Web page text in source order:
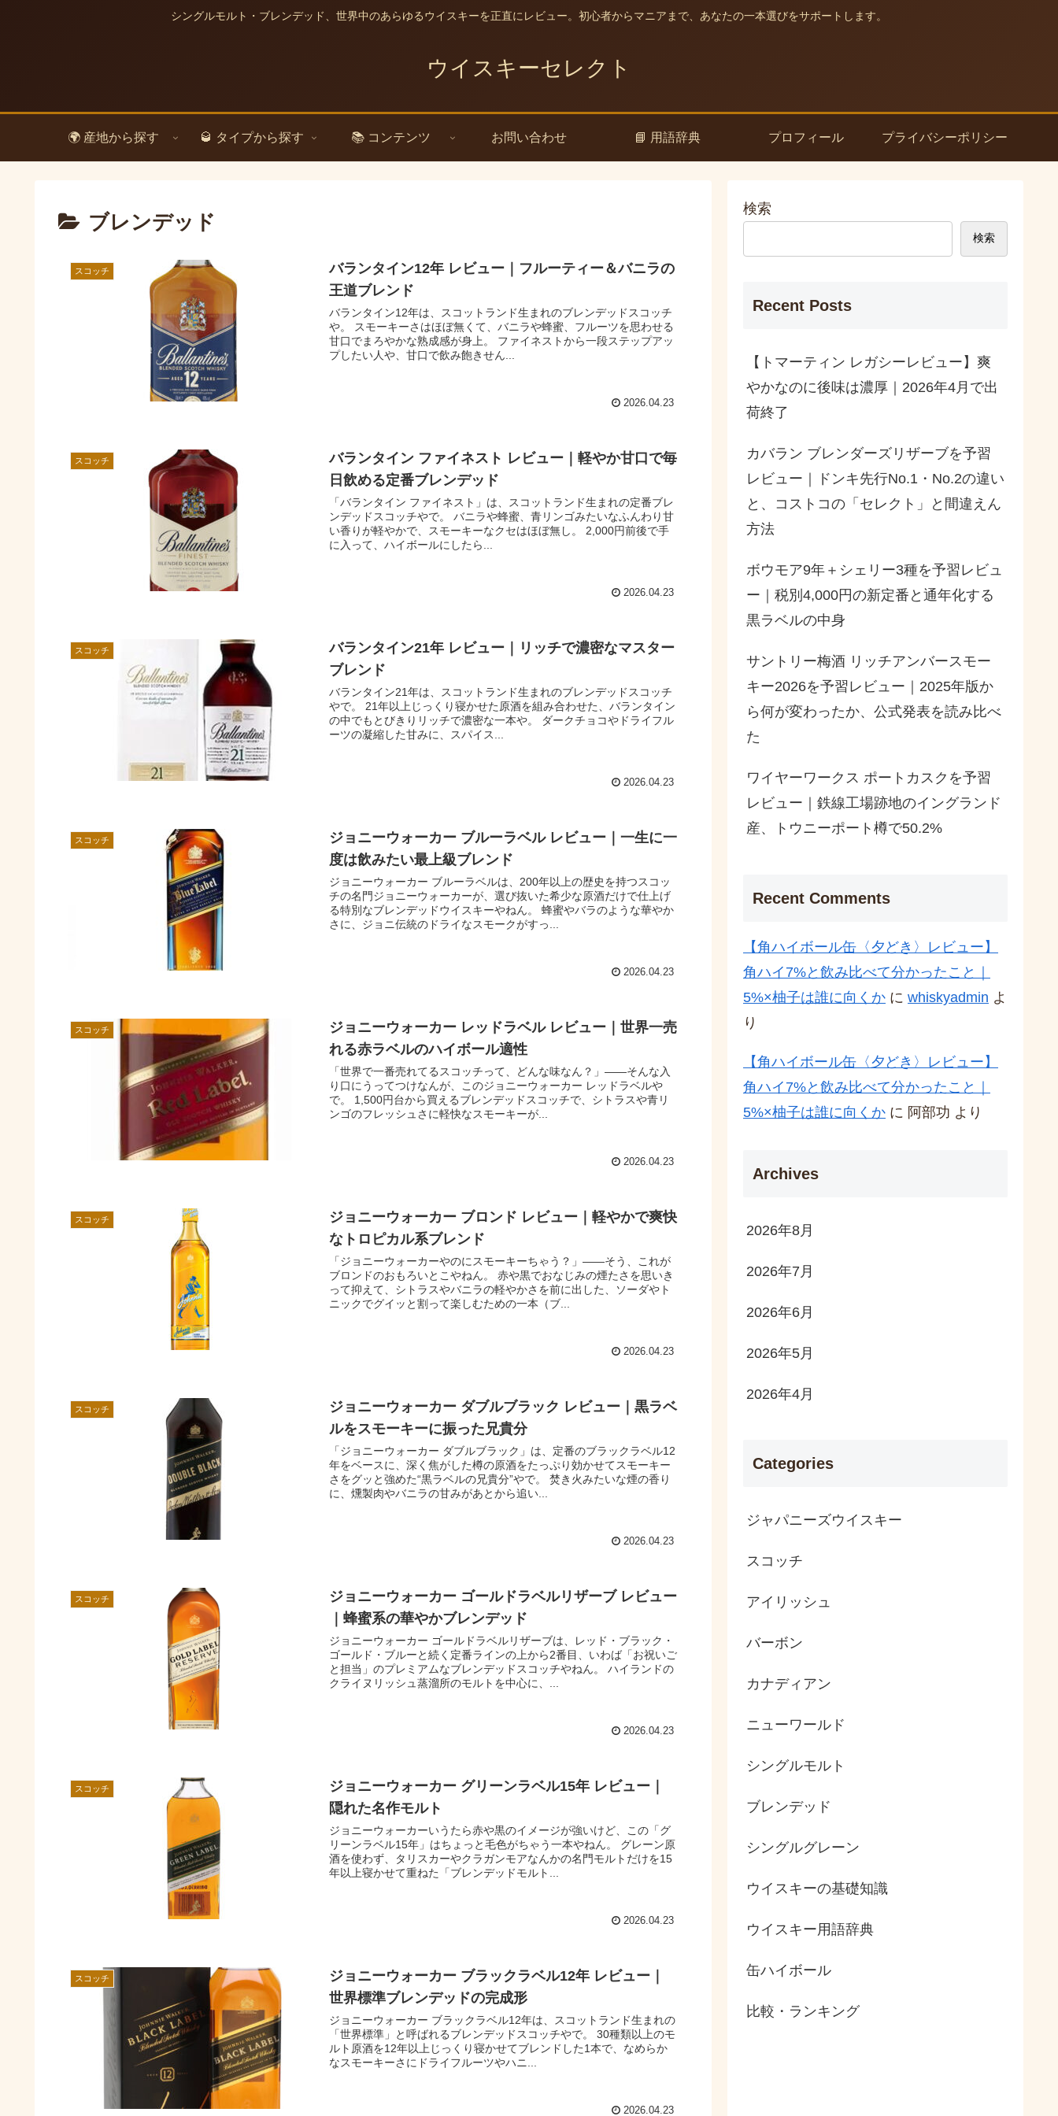
シングルモルト・ブレンデッド、世界中のあらゆるウイスキーを正直にレビュー。初心者からマニアまで、あなたの一本選びをサポートします。
ウイスキーセレクト
🌍 産地から探す 🥃 タイプから探す 📚 コンテンツ お問い合わせ 📘 用語辞典 プロフィール プライバシーポリシー
ブレンデッド
スコッチ
バランタイン12年 レビュー｜フルーティー＆バニラの
王道ブレンド
バランタイン12年は、スコットランド生まれのブレンデッドスコッチ
や。 スモーキーさはほぼ無くて、バニラや蜂蜜、フルーツを思わせる
甘口でまろやかな熟成感が身上。 ファイネストから一段ステップアッ
プしたい人や、甘口で飲み飽きせん...
2026.04.23
スコッチ
バランタイン ファイネスト レビュー｜軽やか甘口で毎
日飲める定番ブレンデッド
「バランタイン ファイネスト」は、スコットランド生まれの定番ブレ
ンデッドスコッチやで。 バニラや蜂蜜、青リンゴみたいなふんわり甘
い香りが軽やかで、スモーキーなクセはほぼ無し。 2,000円前後で手
に入って、ハイボールにしたら...
2026.04.23
スコッチ
バランタイン21年 レビュー｜リッチで濃密なマスター
ブレンド
バランタイン21年は、スコットランド生まれのブレンデッドスコッチ
やで。 21年以上じっくり寝かせた原酒を組み合わせた、バランタイン
の中でもとびきりリッチで濃密な一本や。 ダークチョコやドライフル
ーツの凝縮した甘みに、スパイス...
2026.04.23
スコッチ
ジョニーウォーカー ブルーラベル レビュー｜一生に一
度は飲みたい最上級ブレンド
ジョニーウォーカー ブルーラベルは、200年以上の歴史を持つスコッ
チの名門ジョニーウォーカーが、選び抜いた希少な原酒だけで仕上げ
る特別なブレンデッドウイスキーやねん。 蜂蜜やバラのような華やか
さに、ジョニ伝統のドライなスモークがすっ...
2026.04.23
スコッチ
ジョニーウォーカー レッドラベル レビュー｜世界一売
れる赤ラベルのハイボール適性
「世界で一番売れてるスコッチって、どんな味なん？」――そんな入
り口にうってつけなんが、このジョニーウォーカー レッドラベルや
で。 1,500円台から買えるブレンデッドスコッチで、シトラスや青リ
ンゴのフレッシュさに軽快なスモーキーが...
2026.04.23
スコッチ
ジョニーウォーカー ブロンド レビュー｜軽やかで爽快
なトロピカル系ブレンド
「ジョニーウォーカーやのにスモーキーちゃう？」——そう、これが
ブロンドのおもろいとこやねん。 赤や黒でおなじみの煙たさを思いき
って抑えて、シトラスやバニラの軽やかさを前に出した、ソーダやト
ニックでグイッと割って楽しむための一本（ブ...
2026.04.23
スコッチ
ジョニーウォーカー ダブルブラック レビュー｜黒ラベ
ルをスモーキーに振った兄貴分
「ジョニーウォーカー ダブルブラック」は、定番のブラックラベル12
年をベースに、深く焦がした樽の原酒をたっぷり効かせてスモーキー
さをグッと強めた“黒ラベルの兄貴分”やで。 焚き火みたいな煙の香り
に、燻製肉やバニラの甘みがあとから追い...
2026.04.23
スコッチ
ジョニーウォーカー ゴールドラベルリザーブ レビュー
｜蜂蜜系の華やかブレンデッド
ジョニーウォーカー ゴールドラベルリザーブは、レッド・ブラック・
ゴールド・ブルーと続く定番ラインの上から2番目、いわば「お祝いご
と担当」のプレミアムなブレンデッドスコッチやねん。 ハイランドの
クライヌリッシュ蒸溜所のモルトを中心に、...
2026.04.23
スコッチ
ジョニーウォーカー グリーンラベル15年 レビュー｜
隠れた名作モルト
ジョニーウォーカーいうたら赤や黒のイメージが強いけど、この「グ
リーンラベル15年」はちょっと毛色がちゃう一本やねん。 グレーン原
酒を使わず、タリスカーやクラガンモアなんかの名門モルトだけを15
年以上寝かせて重ねた「ブレンデッドモルト...
2026.04.23
スコッチ
ジョニーウォーカー ブラックラベル12年 レビュー｜
世界標準ブレンデッドの完成形
ジョニーウォーカー ブラックラベル12年は、スコットランド生まれの
「世界標準」と呼ばれるブレンデッドスコッチやで。 30種類以上のモ
ルト原酒を12年以上じっくり寝かせてブレンドした1本で、なめらか
なスモーキーさにドライフルーツやハニ...
2026.04.23
検索
検索
Recent Posts
【トマーティン レガシーレビュー】爽
やかなのに後味は濃厚｜2026年4月で出
荷終了
カバラン ブレンダーズリザーブを予習
レビュー｜ドンキ先行No.1・No.2の違い
と、コストコの「セレクト」と間違えん
方法
ボウモア9年＋シェリー3種を予習レビュ
ー｜税別4,000円の新定番と通年化する
黒ラベルの中身
サントリー梅酒 リッチアンバースモー
キー2026を予習レビュー｜2025年版か
ら何が変わったか、公式発表を読み比べ
た
ワイヤーワークス ポートカスクを予習
レビュー｜鉄線工場跡地のイングランド
産、トウニーポート樽で50.2%
Recent Comments
【角ハイボール缶〈夕どき〉レビュー】
角ハイ7%と飲み比べて分かったこと｜
5%×柚子は誰に向くか に whiskyadmin よ
り
【角ハイボール缶〈夕どき〉レビュー】
角ハイ7%と飲み比べて分かったこと｜
5%×柚子は誰に向くか に 阿部功 より
Archives
2026年8月
2026年7月
2026年6月
2026年5月
2026年4月
Categories
アイリッシュ
ウイスキーの基礎知識
ウイスキー用語辞典
カナディアン
ジャパニーズウイスキー
シングルグレーン
シングルモルト
スコッチ
ニューワールド
バーボン
ブレンデッド
比較・ランキング
缶ハイボール